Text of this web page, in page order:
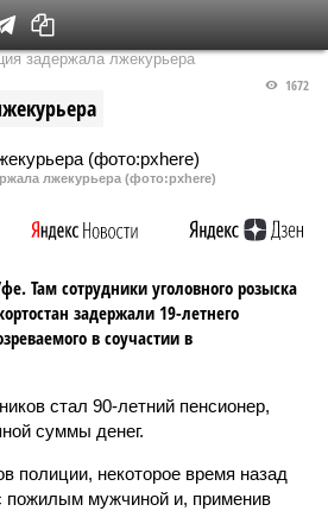
в Башкирии
задержала лжекурьера
1672
лжекурьера (фото:pxhere)
Там сотрудники уголовного розыска
задержали 19-летнего
в соучастии в
стал 90-летний пенсионер,
суммы денег.
полиции, некоторое время назад
пожилым мужчиной и, применив